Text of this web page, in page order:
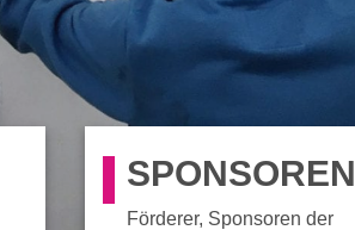
SPONSOREN
Förderer, Sponsoren der